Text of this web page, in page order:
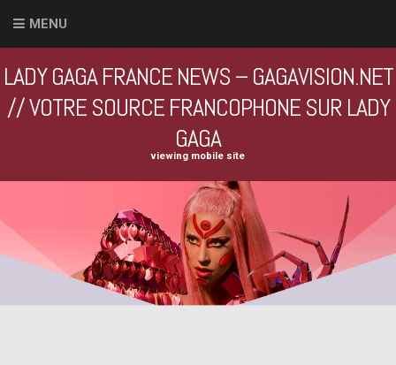
MENU
LADY GAGA FRANCE NEWS – GAGAVISION.NET
// VOTRE SOURCE FRANCOPHONE SUR LADY
GAGA
viewing mobile site